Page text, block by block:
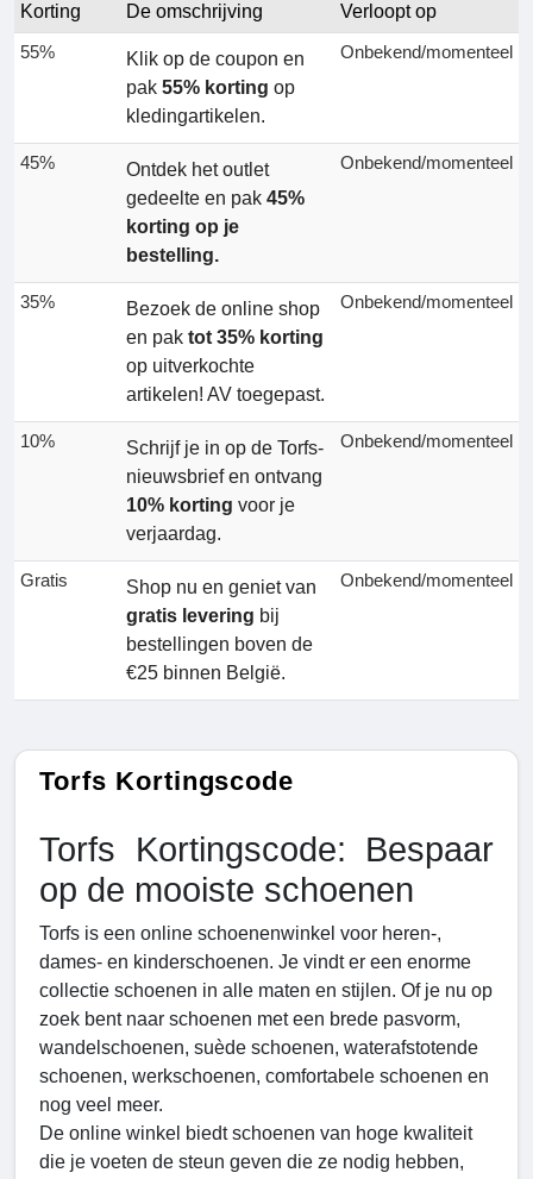
Korting De omschrijving
Verloopt op
55%
Klik op de coupon en
pak 55% korting op
kledingartikelen.
Onbekend/momenteel
45%
Ontdek het outlet
gedeelte en pak 45%
korting op je
bestelling.
Onbekend/momenteel
35%
Bezoek de online shop
en pak tot 35% korting
op uitverkochte
artikelen! AV toegepast.
Onbekend/momenteel
10%
Schrijf je in op de Torfs-
nieuwsbrief en ontvang
10% korting voor je
verjaardag.
Onbekend/momenteel
Gratis
Shop nu en geniet van
gratis levering bij
bestellingen boven de
€25 binnen België.
Onbekend/momenteel
Torfs Kortingscode
Torfs Kortingscode: Bespaar
op de mooiste schoenen
Torfs is een online schoenenwinkel voor heren-,
dames- en kinderschoenen. Je vindt er een enorme
collectie schoenen in alle maten en stijlen. Of je nu op
zoek bent naar schoenen met een brede pasvorm,
wandelschoenen, suède schoenen, waterafstotende
schoenen, werkschoenen, comfortabele schoenen en
nog veel meer.
De online winkel biedt schoenen van hoge kwaliteit
die je voeten de steun geven die ze nodig hebben,